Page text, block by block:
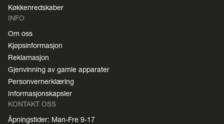
Køkkenredskaber
INFO
Om oss
Kjøpsinformasjon
Reklamasjon
Gjenvinning av gamle apparater
Personvernerklæring
Informasjonskapsler
KONTAKT OSS
Åpningstider: Man-Fre 9-17